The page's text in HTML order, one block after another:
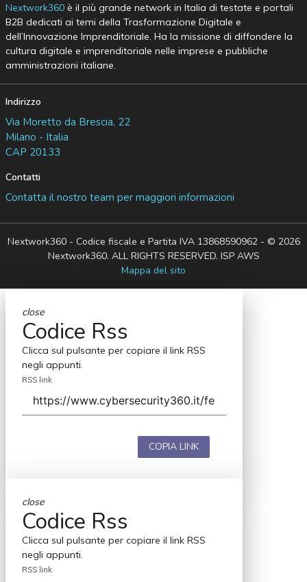
Nextwork360è il più grande network in Italia di testate e portali
B2B dedicati ai temi della Trasformazione Digitale e
dell’Innovazione Imprenditoriale. Ha la missione di diffondere la
cultura digitale e imprenditoriale nelle imprese e pubbliche
amministrazioni italiane.
Indirizzo
Via Moretto da Brescia, 22
Milano - Italia
CAP 20133
Contatti
Contatta il nostro team per maggiori informazioni
Nextwork360 - Codice fiscale e Partita IVA 13868590962 - © 2026
Nextwork360. ALL RIGHTS RESERVED. ISP AWS
Mappa del sito
close
Codice Rss
Clicca sul pulsante per copiare il link RSS
negli appunti.
RSS link
COPIA LINK
close
Codice Rss
Clicca sul pulsante per copiare il link RSS
negli appunti.
RSS link